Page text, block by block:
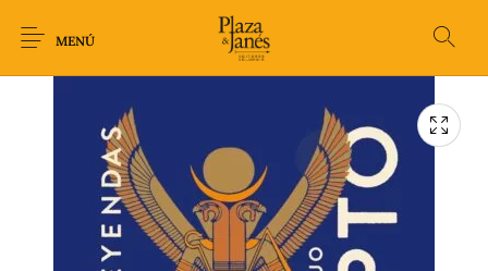
MENÚ
Novedades Arqueología Arte Biografía
Crimen Thriller Cuento